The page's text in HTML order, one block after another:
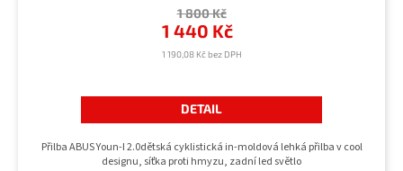
1 190,08 Kč bez DPH
1 440 Kč
1 800 Kč
DETAIL
Přilba ABUS Youn-I 2.0dětská cyklistická in-moldová lehká přilba v cool
designu, síťka proti hmyzu, zadní led světlo